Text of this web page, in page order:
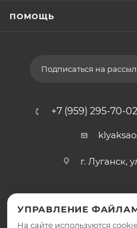
ПОМОЩЬ
Подписаться на
+7 (959) 295-70-02
г. Луганск,
УПРАВЛЕНИЕ
На сайте используются